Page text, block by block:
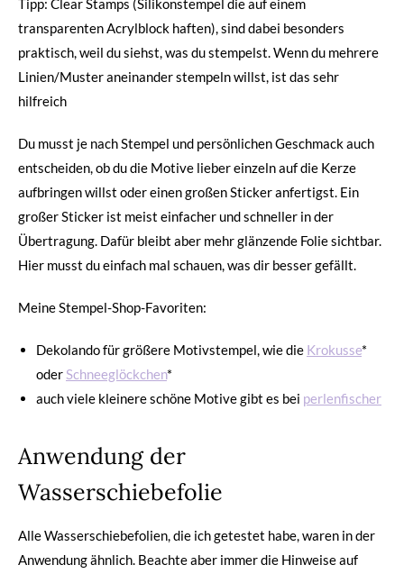
Tipp: Clear Stamps (Silikonstempel die auf einem
transparenten Acrylblock haften), sind dabei besonders
praktisch, weil du siehst, was du stempelst. Wenn du mehrere
Linien/Muster aneinander stempeln willst, ist das sehr
hilfreich
Du musst je nach Stempel und persönlichen Geschmack auch
entscheiden, ob du die Motive lieber einzeln auf die Kerze
aufbringen willst oder einen großen Sticker anfertigst. Ein
großer Sticker ist meist einfacher und schneller in der
Übertragung. Dafür bleibt aber mehr glänzende Folie sichtbar.
Hier musst du einfach mal schauen, was dir besser gefällt.
Meine Stempel-Shop-Favoriten:
Dekolando für größere Motivstempel, wie die Krokusse*
oderSchneeglöckchen*
auch viele kleinere schöne Motive gibt es bei perlenfischer
Anwendung der
Wasserschiebefolie
Alle Wasserschiebefolien, die ich getestet habe, waren in der
Anwendung ähnlich. Beachte aber immer die Hinweise auf